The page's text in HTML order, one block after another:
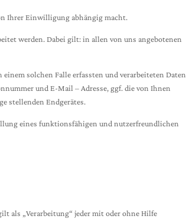
Ihrer Einwilligung abhängig macht.
werden. Dabei gilt: in allen von uns angebotenen
solchen Falle erfassten und verarbeiteten Daten
und E-Mail – Adresse, ggf. die von Ihnen
stellenden Endgerätes.
eines funktionsfähigen und nutzerfreundlichen
als „Verarbeitung“ jeder mit oder ohne Hilfe